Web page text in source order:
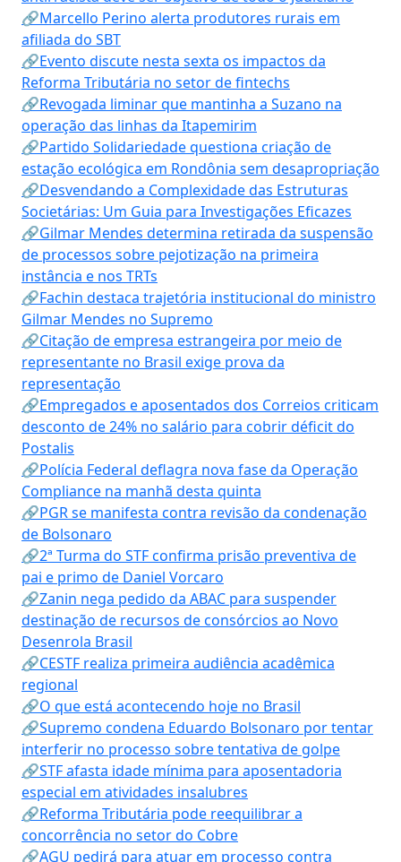
🔗Marcello Perino alerta produtores rurais em
afiliada do SBT
🔗Evento discute nesta sexta os impactos da
Reforma Tributária no setor de fintechs
🔗Revogada liminar que mantinha a Suzano na
operação das linhas da Itapemirim
🔗Partido Solidariedade questiona criação de
estação ecológica em Rondônia sem desapropriação
🔗Desvendando a Complexidade das Estruturas
Societárias: Um Guia para Investigações Eficazes
🔗Gilmar Mendes determina retirada da suspensão
de processos sobre pejotização na primeira
instância e nos TRTs
🔗Fachin destaca trajetória institucional do ministro
Gilmar Mendes no Supremo
🔗Citação de empresa estrangeira por meio de
representante no Brasil exige prova da
representação
🔗Empregados e aposentados dos Correios criticam
desconto de 24% no salário para cobrir déficit do
Postalis
🔗Polícia Federal deflagra nova fase da Operação
Compliance na manhã desta quinta
🔗PGR se manifesta contra revisão da condenação
de Bolsonaro
🔗2ª Turma do STF confirma prisão preventiva de
pai e primo de Daniel Vorcaro
🔗Zanin nega pedido da ABAC para suspender
destinação de recursos de consórcios ao Novo
Desenrola Brasil
🔗CESTF realiza primeira audiência acadêmica
regional
🔗O que está acontecendo hoje no Brasil
🔗Supremo condena Eduardo Bolsonaro por tentar
interferir no processo sobre tentativa de golpe
🔗STF afasta idade mínima para aposentadoria
especial em atividades insalubres
🔗Reforma Tributária pode reequilibrar a
concorrência no setor do Cobre
🔗AGU pedirá para atuar em processo contra